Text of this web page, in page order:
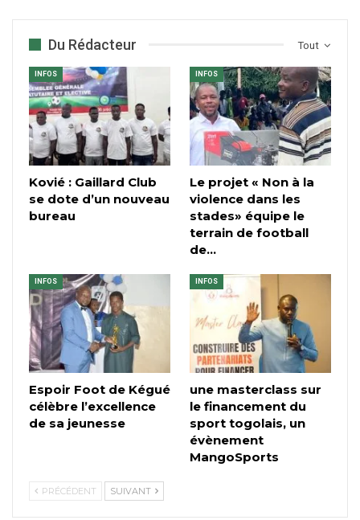
Tout
Du Rédacteur
INFOS
Kovié : Gaillard Club
se dote d’un nouveau
bureau
INFOS
Le projet « Non à la
violence dans les
stades» équipe le
terrain de football
de…
INFOS
Espoir Foot de Kégué
célèbre l’excellence
de sa jeunesse
INFOS
une masterclass sur
le financement du
sport togolais, un
évènement
MangoSports
PRÉCÉDENT SUIVANT